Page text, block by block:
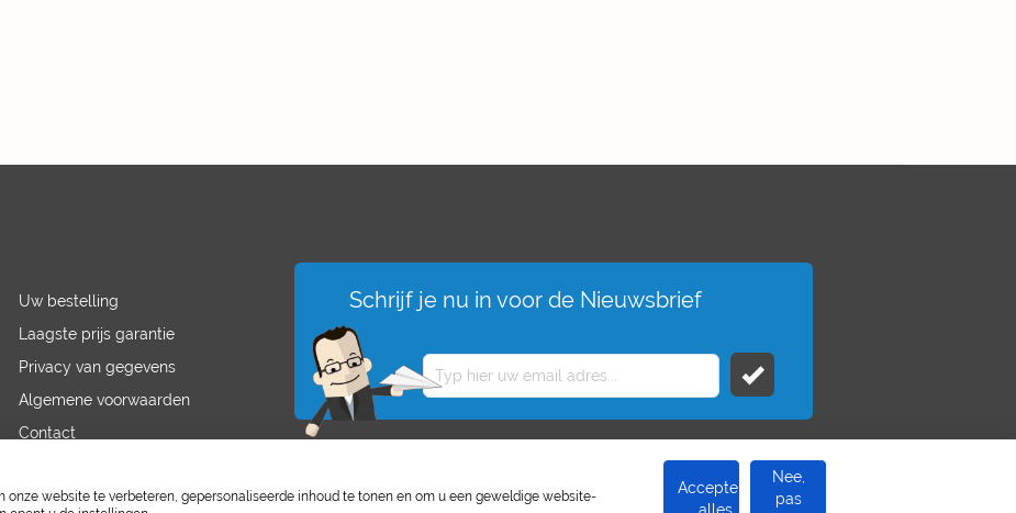
Uw bestelling
Laagste prijs garantie
Privacy van gegevens
Algemene voorwaarden
Contact
Schrijf je nu in voor de Nieuwsbrief
website te verbeteren, gepersonaliseerde inhoud te tonen en om u een geweldige website-
Accepteer
Nee,
pas